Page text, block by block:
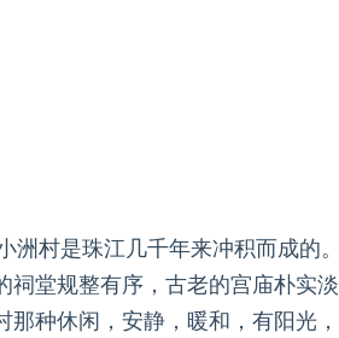
洲村是珠江几千年来冲积而成的
堂规整有序，古老的宫庙朴实
那种休闲，安静，暖和，有阳